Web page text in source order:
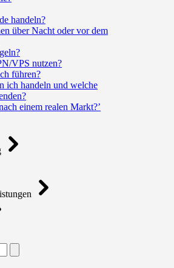
handeln?
über Nacht oder vor dem
VPS nutzen?
führen?
ich handeln und welche
einem realen Markt?’